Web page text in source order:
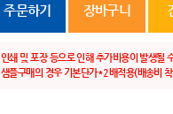
주문하기 장바구니
인쇄 및 포장 등으로 인해 추가비용이 발생될
샘플구매의 경우 기본단가*2배적용(배송비